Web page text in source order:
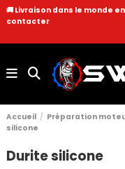
🚚 Livraison dans le monde
contacter
Accueil Préparation
silicone
Durite silicone